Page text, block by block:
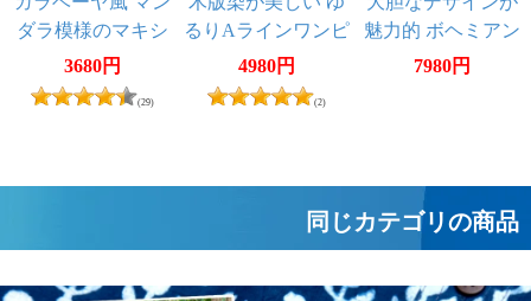
ダラ模様のマキシ
ワンピース
3680円
(29)
るりAラインワンピ
ース
4980円
(2)
魅力的 ボヘミアン
マキシドレス フレ
7980円
同じカテゴリの商品